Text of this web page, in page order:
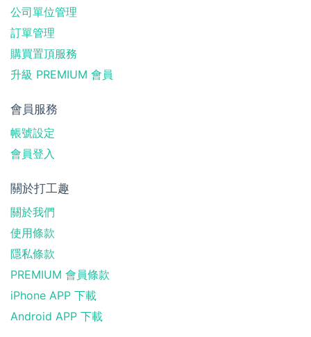
公司單位管理
訂單管理
購買置頂服務
升級 PREMIUM 會員
會員服務
帳號設定
會員登入
關於打工趣
關於我們
使用條款
隱私條款
PREMIUM 會員條款
iPhone APP 下載
Android APP 下載